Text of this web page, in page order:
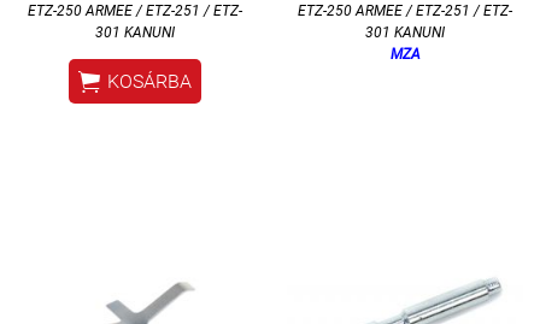
ETZ-250 ARMEE / ETZ-251 / ETZ-
301 KANUNI
 KOSÁRBA
ETZ-250 ARMEE / ETZ-251 / ETZ-
301 KANUNI
MZA